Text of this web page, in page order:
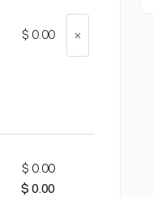
$ 0.00
$ 0.00
$ 0.00